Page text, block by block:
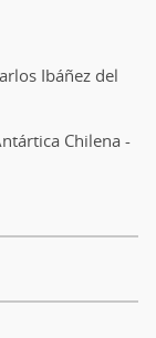
Ibáñez del
Chilena -